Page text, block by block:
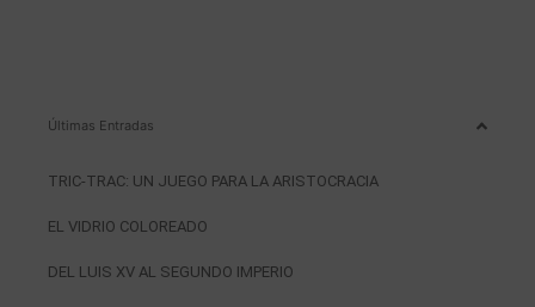
Últimas Entradas
TRIC-TRAC: UN JUEGO PARA LA ARISTOCRACIA
EL VIDRIO COLOREADO
DEL LUIS XV AL SEGUNDO IMPERIO